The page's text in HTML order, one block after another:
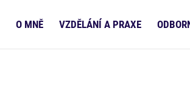
O MNĚ VZDĚLÁNÍ A PRAXE